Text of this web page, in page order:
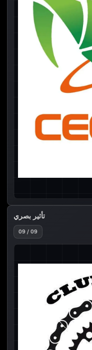
تأثير بصري
09 / 09